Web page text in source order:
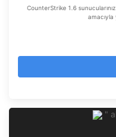
CounterStrike 1.6
amacıyla
"